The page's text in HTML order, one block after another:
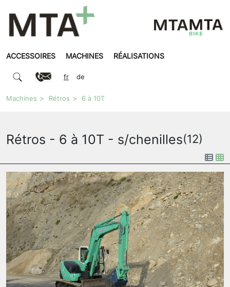
ACCESSOIRES MACHINES RÉALISATIONS
fr de
Machines Rétros 6 à 10T
Rétros - 6 à 10T - s/chenilles(12)